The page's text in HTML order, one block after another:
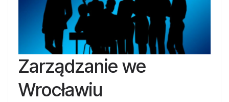
Zarządzanie we
Wrocławiu